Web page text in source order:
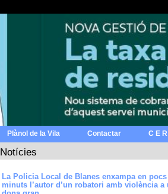
Plànol de la Vila Contactar C E
Notícies
La Policia Local de Blanes enxampa en pocs
minuts l’autor d’un robatori amb violència a